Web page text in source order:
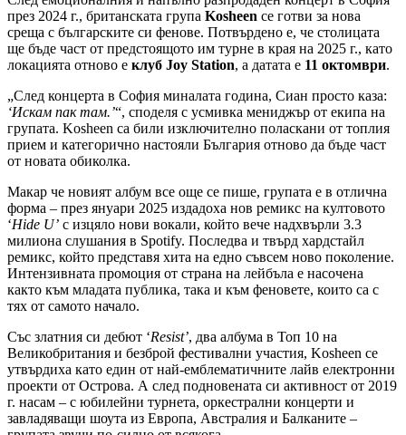
през 2024 г., британската група Kosheen се готви за нова
среща с българските си фенове. Потвърдено е, че столицата
ще бъде част от предстоящото им турне в края на 2025 г., като
локацията отново е клуб Joy Station, а датата е 11 октомври.
„След концерта в София миналата година, Сиан просто каза:
‘Искам пак там.’“, споделя с усмивка мениджър от екипа на
групата. Kosheen са били изключително поласкани от топлия
прием и категорично настояли България отново да бъде част
от новата обиколка.
Макар че новият албум все още се пише, групата е в отлична
форма – през януари 2025 издадоха нов ремикс на култовото
‘Hide U’ с изцяло нови вокали, който вече надхвърли 3.3
милиона слушания в Spotify. Последва и твърд хардстайл
ремикс, който представя хита на едно съвсем ново поколение.
Интензивната промоция от страна на лейбъла е насочена
както към младата публика, така и към феновете, които са с
тях от самото начало.
Със златния си дебют ‘Resist’, два албума в Топ 10 на
Великобритания и безброй фестивални участия, Kosheen се
утвърдиха като един от най-емблематичните лайв електронни
проекти от Острова. А след подновената си активност от 2019
г. насам – с юбилейни турнета, оркестрални концерти и
завладяващи шоута из Европа, Австралия и Балканите –